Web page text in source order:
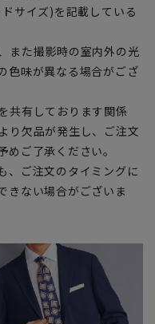
サイズ)を記載している
また撮影時の室内外の光
色味が異なる場合がござ
共有しております関係
り欠品が発生し、ご注文
ご了承ください。
、ご注文のタイミングに
きない場合がございま